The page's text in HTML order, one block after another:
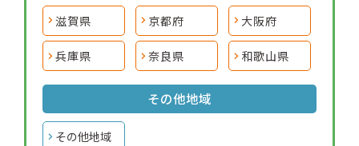
滋賀県 京都府 大阪府
兵庫県 奈良県 和歌山県
その他地域
その他地域